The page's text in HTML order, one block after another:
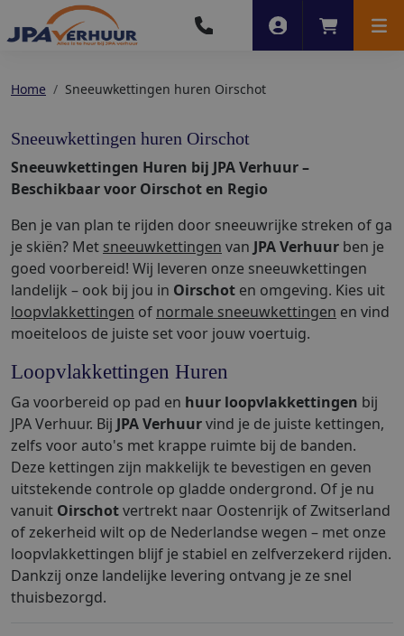
Account
Home Sneeuwkettingen huren Oirschot
Sneeuwkettingen huren Oirschot
Sneeuwkettingen Huren bij JPA Verhuur –
Beschikbaar voor Oirschot en Regio
Ben je van plan te rijden door sneeuwrijke streken of ga
je skiën? Met sneeuwkettingen van JPA Verhuur ben je
goed voorbereid! Wij leveren onze sneeuwkettingen
landelijk – ook bij jou in Oirschot en omgeving. Kies uit
loopvlakkettingen of normale sneeuwkettingen en vind
moeiteloos de juiste set voor jouw voertuig.
Loopvlakkettingen Huren
Ga voorbereid op pad en huur loopvlakkettingen bij
JPA Verhuur. Bij JPA Verhuurvind je de juiste kettingen,
zelfs voor auto's met krappe ruimte bij de banden.
Deze kettingen zijn makkelijk te bevestigen en geven
uitstekende controle op gladde ondergrond. Of je nu
vanuit Oirschotvertrekt naar Oostenrijk of Zwitserland
of zekerheid wilt op de Nederlandse wegen – met onze
loopvlakkettingen blijf je stabiel en zelfverzekerd rijden.
Dankzij onze landelijke levering ontvang je ze snel
thuisbezorgd.